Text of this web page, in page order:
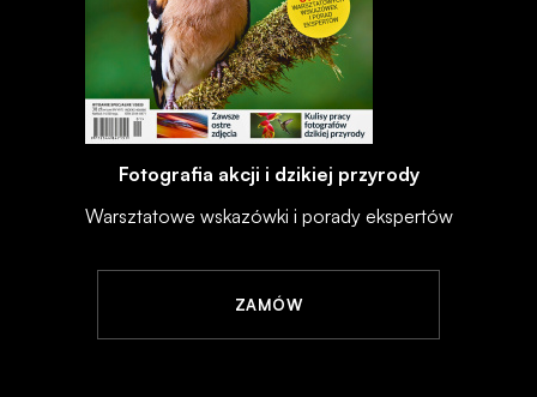
Fotografia akcji i dzikiej przyrody
Warsztatowe wskazówki i porady ekspertów
ZAMÓW